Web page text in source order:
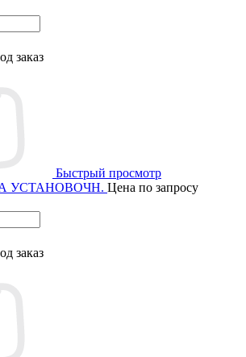
заказ
Быстрый просмотр
УСТАНОВОЧН. Цена по запросу
заказ